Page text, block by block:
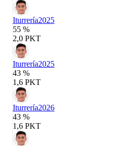
Iturrería2025
55 %
2,0 PKT
Iturrería2025
43 %
1,6 PKT
Iturrería2026
43 %
1,6 PKT